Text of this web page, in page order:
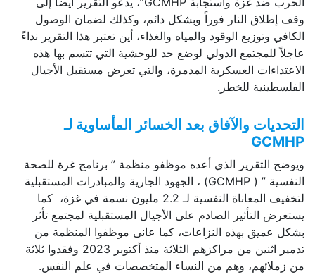
وقف إطلاق النار فوراً وبشكل دائم، وكذلك لضمان الوصول
الكافي وتوزيع الوقود والمياه والغذاء، أين تعتبر هذا التقرير نداءً
عاجلاً للمجتمع الدولي لوضع حد للوحشية التي تتسم بها هذه
الاعتداءات العسكرية المدمرة، والتي تعرض مستقبل الأجيال
الفلسطينية للخطر.
التحديات والآفاق بعد الخسائر المأساوية لـ
GCMHP
ويوضح التقرير الذي أعده موظفو منظمة ” برنامج غزة للصحة
النفسية ” ( GCMHP) ، الجهود الجارية والمبادرات المستقبلية
لتخفيف المعاناة النفسية لـ 2.2 مليون نسمة في غزة، كما
يستعرض التأثير الصادم على الأجيال المستقبلية لمجتمع تأثر
بشكل عميق بهذه النزاعات، كما عانى موظفوا المنظمة من
تدمير اثنين من مراكزهم الثلاثة منذ أكتوبر 2023 وفقدوا ثلاثة
من زملائهم، وهم من النساء المتخصصات في علم النفس.